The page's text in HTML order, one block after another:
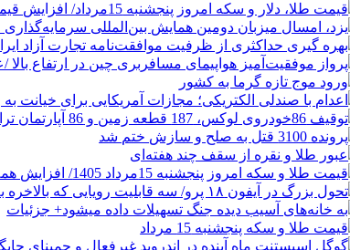
قیمت طلا، دلار و سکه امروز پنجشنبه 15مرداد/ افزایش قیمت ها + جدول
یزد، امسال میزبان دومین همایش بین‌المللی سرمایه‌گذاری
بهره گیری حداکثری از ظرفیت موافقت‌نامه تجارت آزاد
پرواز موفقیت‌آمیز هواپیمای مسافربری چین در ارتفاع
ورود موج تازه گرما به کشور
اعدام با صندلی الکتریکی؛ مجازات آمریکایی برای خیانت
توقیف 86خودروی لوکس، 187 قطعه زمین و 86 آپارتمان تراستی‌ها
پرونده 3100 قتل به صلح و سازش ختم شد
عبور طلا و نقره از سقف چند هفته‌ای
قیمت طلا و سکه امروز پنجشنبه 15مرداد 1405/ افزایش همه قیمت ها + جدول
تحول بزرگ در آیفون ۱۸ پرو/ سه قابلیت رویایی که بالاخره به حقیقت می‌پیوندند
به خانه‌های آسیب دیده جنگ تسهیلات داده میشود+ جزئیات
قیمت طلا و سکه پنجشنبه 15 مرداد
گوگل اسیستنت ماه آینده در اندروید غیرفعال و جمینای